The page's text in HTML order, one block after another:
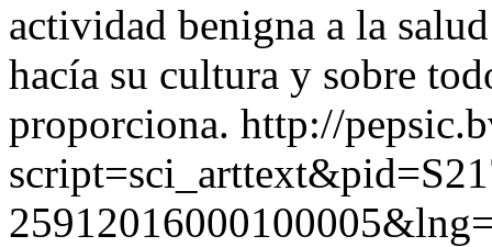
actividad benigna a la
hacía su cultura y sobre
proporciona. http://